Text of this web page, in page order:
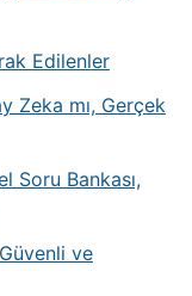
Edilenler
Zeka mı, Gerçek
Soru Bankası,
ve